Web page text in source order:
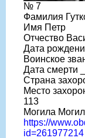
№ 7
Фамилия
Имя Петр
Отчество
Дата
Воинское
Дата смерти
Страна
Место
113
Могила
https://
id=261977214